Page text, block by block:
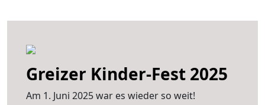
Greizer Kinder-Fest 2025
Am 1. Juni 2025 war es wieder so weit!